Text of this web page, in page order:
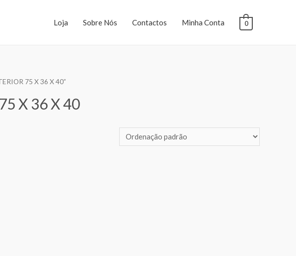
Loja Sobre Nós Contactos Minha Conta 0
75 X 36 X 40”
X 36 X 40